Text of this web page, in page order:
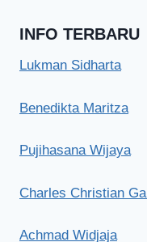
INFO TERBARU
Lukman Sidharta
Benedikta Maritza
Pujihasana Wijaya
Charles Christian
Achmad Widjaja